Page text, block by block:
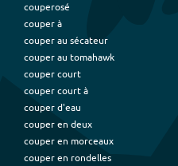
couperosé
couper à
couper au sécateur
couper au tomahawk
couper court
couper court à
couper d'eau
couper en deux
couper en morceaux
couper en rondelles